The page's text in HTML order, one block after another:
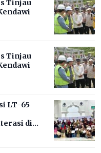
Tinjau
Tinjau
LT-65
di